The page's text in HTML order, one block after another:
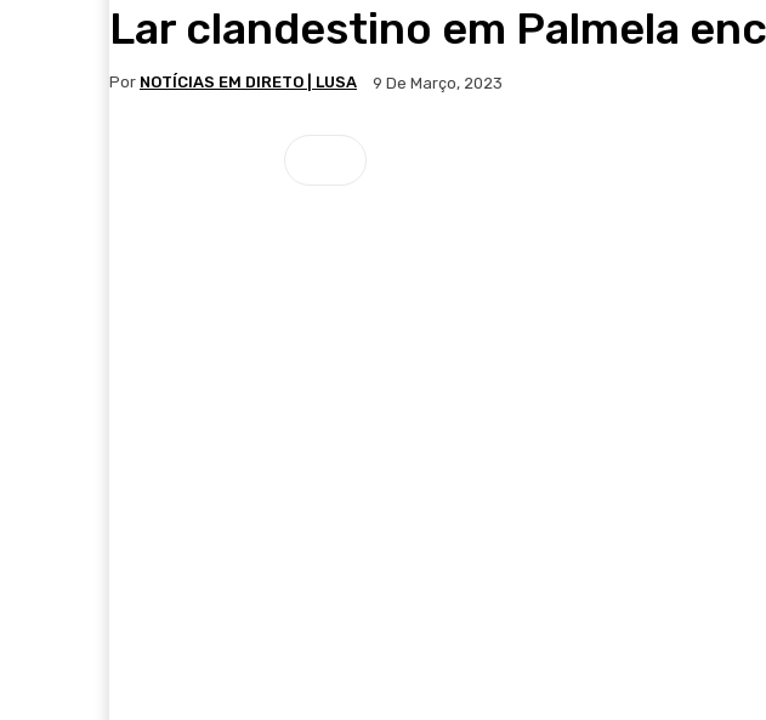
Lar clandestino em Palmela
Por NOTÍCIAS EM DIRETO | LUSA 9 De Março, 2023